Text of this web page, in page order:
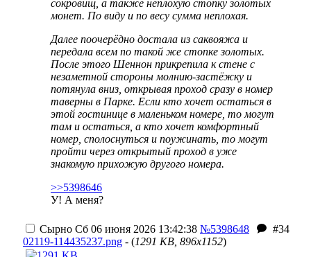
сокровищ, а также неплохую стопку золотых
монет. По виду и по весу сумма неплохая.
Далее поочерёдно достала из саквояжа и
передала всем по такой же стопке золотых.
После этого Шеннон прикрепила к стене с
незаметной стороны молнию-застёжку и
потянула вниз, открывая проход сразу в номер
таверны в Парке. Если кто хочет остаться в
этой гостинице в маленьком номере, то могут
там и остаться, а кто хочет комфортный
номер, сполоснуться и поужинать, то могут
пройти через открытый проход в уже
знакомую прихожую другого номера.
>>5398646
У! А меня?
Сырно Сб 06 июня 2026 13:42:38 №5398648
#34
02119-114435237.png - (1291 KB, 896x1152)